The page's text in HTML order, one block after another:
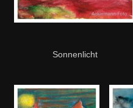
Sonnenlicht